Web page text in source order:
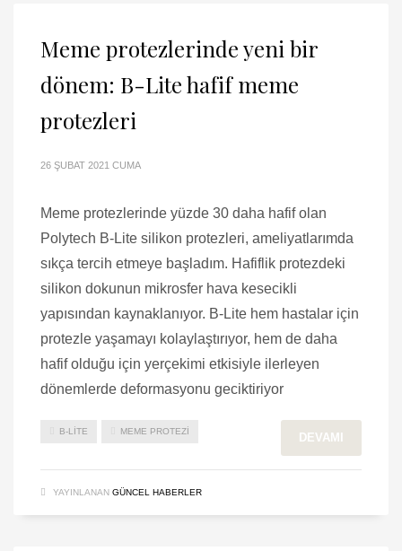
Meme protezlerinde yeni bir
dönem: B-Lite hafif meme
protezleri
26 ŞUBAT 2021 CUMA
Meme protezlerinde yüzde 30 daha hafif olan
Polytech B-Lite silikon protezleri, ameliyatlarımda
sıkça tercih etmeye başladım. Hafiflik protezdeki
silikon dokunun mikrosfer hava kesecikli
yapısından kaynaklanıyor. B-Lite hem hastalar için
protezle yaşamayı kolaylaştırıyor, hem de daha
hafif olduğu için yerçekimi etkisiyle ilerleyen
dönemlerde deformasyonu geciktiriyor
B-LITE MEME PROTEZI DEVAMI
YAYINLANAN GÜNCEL HABERLER